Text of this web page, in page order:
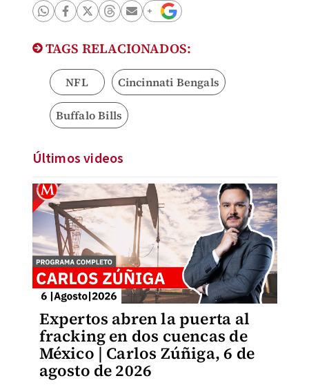
TAGS RELACIONADOS:
NFL Cincinnati Bengals
Buffalo Bills
Últimos videos
Expertos abren la puerta al
fracking en dos cuencas de
México | Carlos Zúñiga, 6 de
agosto de 2026